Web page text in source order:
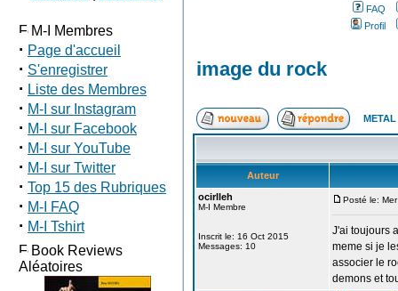
M-I Membres
· Page d'accueil
· S'enregistrer
· Liste des Membres
· M-I sur Instagram
· M-I sur Facebook
· M-I sur YouTube
· M-I sur Twitter
· Top 15 des Rubriques
· M-I FAQ
· M-I Tshirt
Book Reviews
Aléatoires
FAQ
Profil
image du rock
Auteur
ocirlleh
M-I Membre
Inscrit le: 16 Oct 2015
Messages: 10
Posté le:
J'ai toujours
meme si je
associer le
demons et